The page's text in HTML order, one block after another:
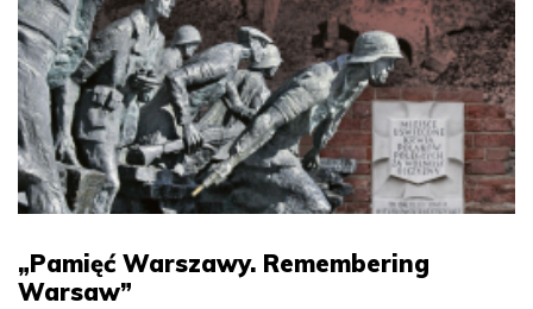
„Pamięć Warszawy. Remembering
Warsaw”